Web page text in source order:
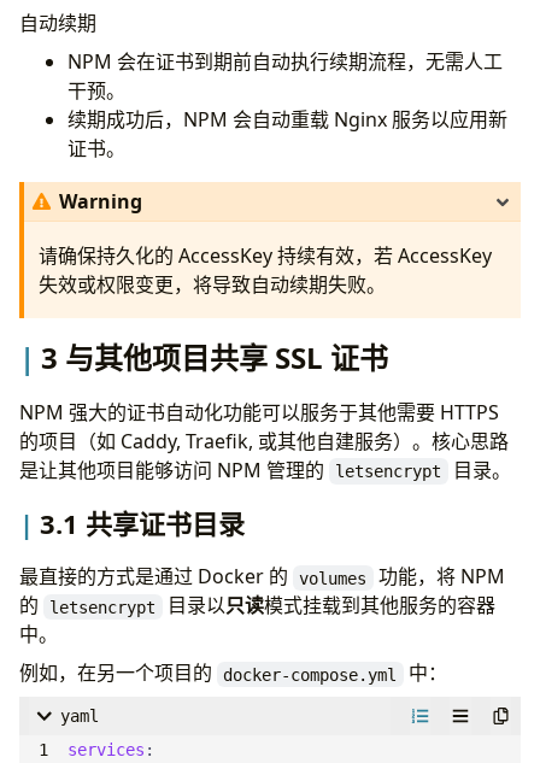
自动续期
NPM 会在证书到期前自动执行续期流程，无需人工
干预。
续期成功后，NPM 会自动重载 Nginx 服务以应用新
证书。
Warning
请确保持久化的 AccessKey 持续有效，若 AccessKey
失效或权限变更，将导致自动续期失败。
3 与其他项目共享 SSL 证书
NPM 强大的证书自动化功能可以服务于其他需要 HTTPS
的项目（如 Caddy, Traefik, 或其他自建服务）。核心思路
是让其他项目能够访问 NPM 管理的
letsencrypt 目录。
3.1 共享证书目录
最直接的方式是通过 Docker 的 volumes
功能，将 NPM
的
letsencrypt 目录以只读模式挂载到其他服务的容器
中。
例如，在另一个项目的
docker-compose.yml 中：
yaml
services :